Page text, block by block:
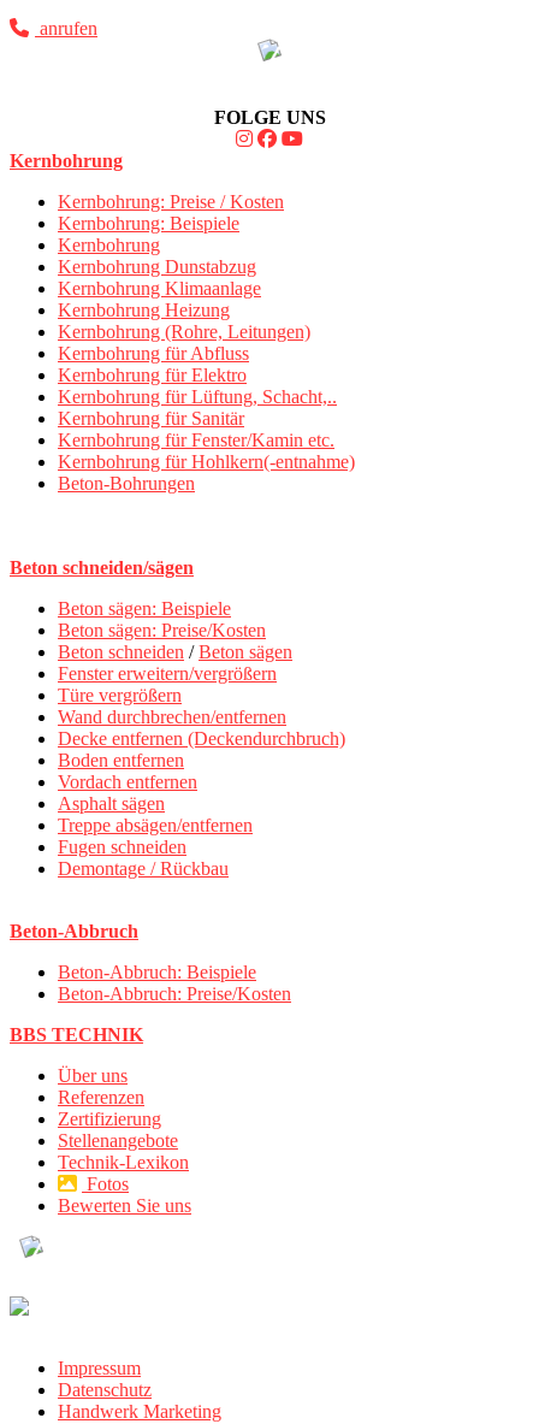
anrufen
FOLGE UNS
Kernbohrung
Kernbohrung: Preise / Kosten
Kernbohrung: Beispiele
Kernbohrung
Kernbohrung Dunstabzug
Kernbohrung Klimaanlage
Kernbohrung Heizung
Kernbohrung (Rohre, Leitungen)
Kernbohrung für Abfluss
Kernbohrung für Elektro
Kernbohrung für Lüftung, Schacht,..
Kernbohrung für Sanitär
Kernbohrung für Fenster/Kamin etc.
Kernbohrung für Hohlkern(-entnahme)
Beton-Bohrungen
Beton schneiden/sägen
Beton sägen: Beispiele
Beton sägen: Preise/Kosten
Beton schneiden /Beton sägen
Fenster erweitern/vergrößern
Türe vergrößern
Wand durchbrechen/entfernen
Decke entfernen (Deckendurchbruch)
Boden entfernen
Vordach entfernen
Asphalt sägen
Treppe absägen/entfernen
Fugen schneiden
Demontage / Rückbau
Beton-Abbruch
Beton-Abbruch: Beispiele
Beton-Abbruch: Preise/Kosten
BBS TECHNIK
Über uns
Referenzen
Zertifizierung
Stellenangebote
Technik-Lexikon
Fotos
Bewerten Sie uns
Impressum
Datenschutz
Handwerk Marketing